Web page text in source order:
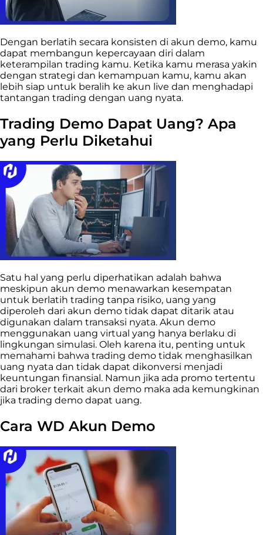
Dengan berlatih secara konsisten di akun demo, kamu
dapat membangun kepercayaan diri dalam
keterampilan trading kamu. Ketika kamu merasa yakin
dengan strategi dan kemampuan kamu, kamu akan
lebih siap untuk beralih ke akun live dan menghadapi
tantangan trading dengan uang nyata.
Trading Demo Dapat Uang? Apa
yang Perlu Diketahui
Satu hal yang perlu diperhatikan adalah bahwa
meskipun akun demo menawarkan kesempatan
untuk berlatih trading tanpa risiko, uang yang
diperoleh dari akun demo tidak dapat ditarik atau
digunakan dalam transaksi nyata. Akun demo
menggunakan uang virtual yang hanya berlaku di
lingkungan simulasi. Oleh karena itu, penting untuk
memahami bahwa trading demo tidak menghasilkan
uang nyata dan tidak dapat dikonversi menjadi
keuntungan finansial. Namun jika ada promo tertentu
dari broker terkait akun demo maka ada kemungkinan
jika trading demo dapat uang.
Cara WD Akun Demo